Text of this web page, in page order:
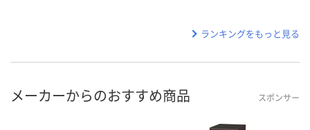
ランキングをもっと見る
メーカーからのおすすめ商品 スポンサー